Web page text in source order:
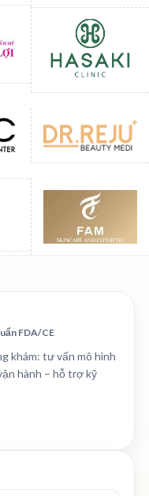
FDA/CE
khám: tư vấn mô hình
hành – hỗ trợ kỹ